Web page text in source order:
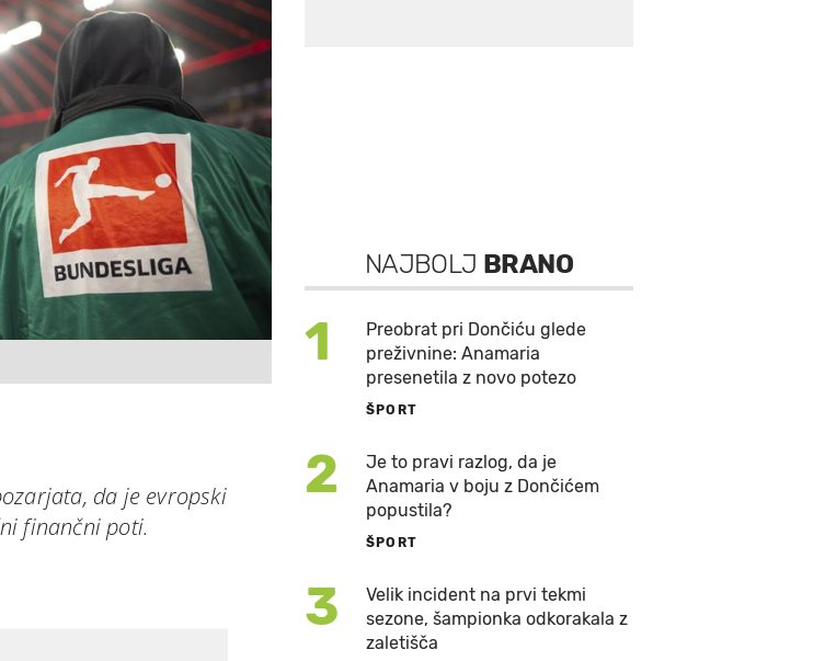
da je evropski
finančni poti.
NAJBOLJ BRANO
1
Preobrat pri Dončiću glede
preživnine: Anamaria
presenetila z novo potezo
ŠPORT
2
Je to pravi razlog, da je
Anamaria v boju z Dončićem
popustila?
ŠPORT
3
Velik incident na prvi tekmi
sezone, šampionka odkorakala z
zaletišča